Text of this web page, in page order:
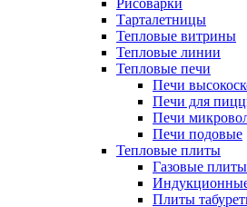
Тарталетницы
Тепловые витрины
Тепловые линии
Тепловые печи
Печи
Печи для
Печи
Печи подовые
Тепловые плиты
Газовые плиты
Плиты